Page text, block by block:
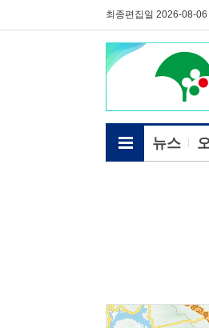
최종편집일 2026-08-
뉴스
전체메뉴보